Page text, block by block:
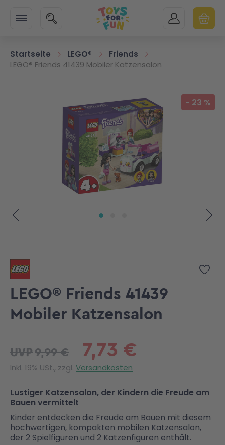
SUCHE MEIN KONTO
Startseite LEGO®
Friends
LEGO® Friends 41439 Mobiler Katzensalon
Zum Ende der Bildgalerie springen - 23 %
Zur
LEGO® Friends 41439
Mobiler Katzensalon
7,73 €
UVP9,99 €
Inkl. 19% USt., zzgl. Versandkosten
Lustiger Katzensalon, der Kindern die Freude am
Bauen vermittelt
Kinder entdecken die Freude am Bauen mit diesem
hochwertigen, kompakten mobilen Katzensalon,
der 2 Spielfiguren und 2 Katzenfiguren enthält.